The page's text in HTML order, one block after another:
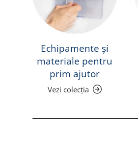
Echipamente și
materiale pentru
prim ajutor
Vezi colecția